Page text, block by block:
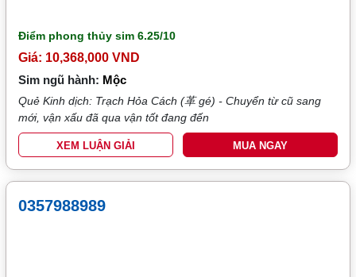
Điểm phong thủy sim6.25/10
Giá: 10,368,000 VND
Sim ngũ hành: Mộc
Quẻ Kinh dịch: Trạch Hỏa Cách (革 gé) - Chuyển từ cũ sang
mới, vận xấu đã qua vận tốt đang đến
XEM LUẬN GIẢI MUA NGAY
0357988989